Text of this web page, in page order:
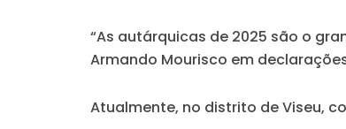
“As autárquicas de 2025 são o
Armando Mourisco em
Atualmente, no distrito de Viseu,